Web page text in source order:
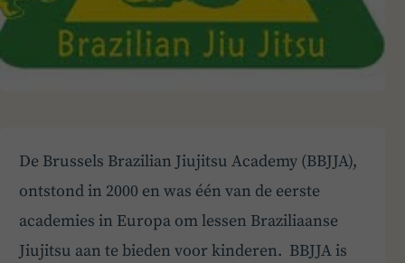
De Brussels Brazilian Jiujitsu Academy (BBJJA),
ontstond in 2000 en was één van de eerste
academies in Europa om lessen Braziliaanse
Jiujitsu aan te bieden voor kinderen. BBJJA is